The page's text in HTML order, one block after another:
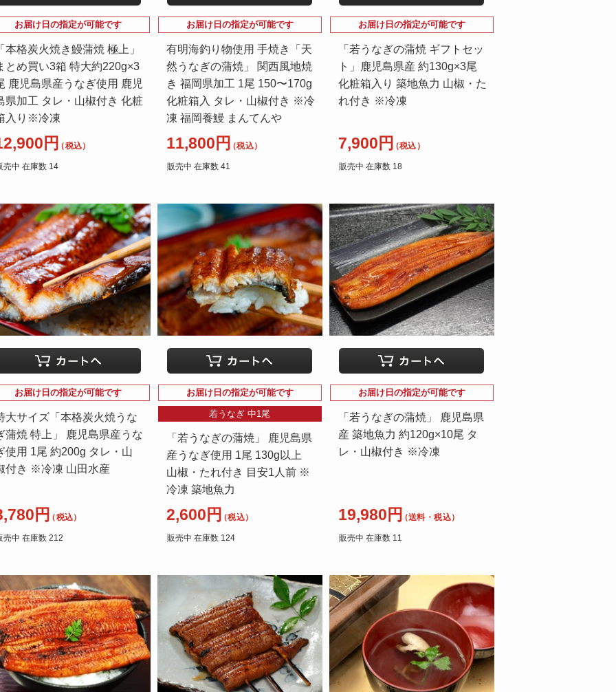
お届け日の指定が可能です
本格炭火焼き鰻蒲焼 極上」
とめ買い3箱 特大約220g×3
鹿児島県産うなぎ使用 鹿児
県加工 タレ・山椒付き 化粧
入り※冷凍
円 （税込）
売中 在庫数 14
お届け日の指定が可能です
有明海釣り物使用 手焼き「天
然うなぎの蒲焼」 関西風地焼
き 福岡県加工 1尾 150〜170g
化粧箱入 タレ・山椒付き ※冷
凍 福岡養鰻 まんてんや
11,800円 （税込）
販売中 在庫数 41
お届け日の指定が可能です
「若うなぎの蒲焼 ギフトセッ
ト」鹿児島県産 約130g×3尾
化粧箱入り 築地魚力 山椒・た
れ付き ※冷凍
7,900円（税込）
販売中 在庫数 18
お届け日の指定が可能です
大サイズ「本格炭火焼うな
蒲焼 特上」 鹿児島県産うな
使用 1尾 約200g タレ・山
付き ※冷凍 山田水産
円 （税込）
売中 在庫数 212
お届け日の指定が可能です
若うなぎ 中1尾
「若うなぎの蒲焼」 鹿児島県
産うなぎ使用 1尾 130g以上
山椒・たれ付き 目安1人前 ※
冷凍 築地魚力
2,600円 （税込）
販売中 在庫数 124
お届け日の指定が可能です
「若うなぎの蒲焼」 鹿児島県
産 築地魚力 約120g×10尾 タ
レ・山椒付き ※冷凍
19,980円（送料・税込）
販売中 在庫数 11